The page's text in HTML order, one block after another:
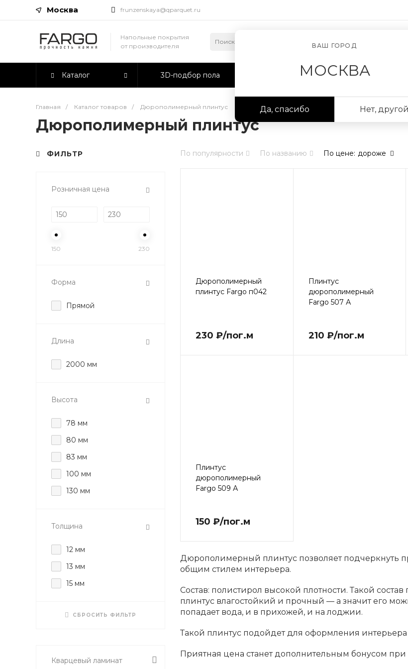
Москва
ВАШ ГОРОД
МОСКВА
Да, спасибо Нет, другой
frunzenskaya@qparquet.ru
Напольные покрытия
от производителя
Каталог 3D-подбор пола Сотрудничество
Главная / Каталог товаров / Дюрополимерный плинтус
Дюрополимерный плинтус
ФИЛЬТР
Розничная цена
150 230
Форма
Прямой
Длина
2000 мм
Высота
78 мм
80 мм
83 мм
100 мм
130 мм
Толщина
12 мм
13 мм
15 мм
СБРОСИТЬ ФИЛЬТР
Кварцевый ламинат
По популярности По названию По цене: дороже
Дюрополимерный
плинтус Fargo п042
230 ₽/пог.м
Плинтус
дюрополимерный
Fargo 507 А
210 ₽/пог.м
Плинтус
дюрополимерный
Fargo 509 А
150 ₽/пог.м
Дюрополимерный плинтус позволяет подчеркнуть
общим стилем интерьера.
Состав: полистирол высокой плотности. Такой
плинтус влагостойкий и прочный — а значит его
попадает вода, и в прихожей, и на лоджии.
Такой плинтус подойдет для оформления
Приятная цена станет дополнительным бонусом